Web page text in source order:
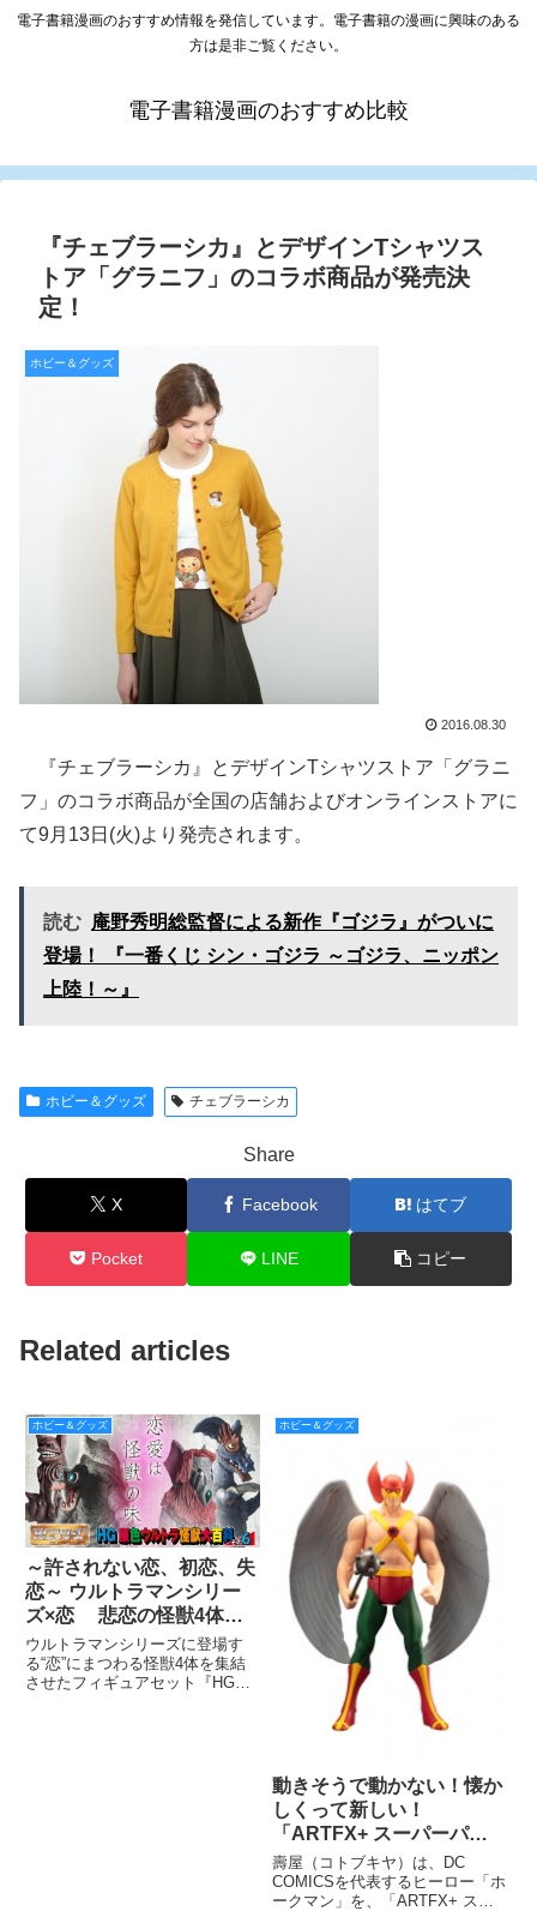
電子書籍漫画のおすすめ情報を発信しています。電子書籍の漫画に興味のある
方は是非ご覧ください。
電子書籍漫画のおすすめ比較
『チェブラーシカ』とデザインTシャツス
トア「グラニフ」のコラボ商品が発売決
定！
ホビー＆グッズ
2016.08.30
『チェブラーシカ』とデザインTシャツストア「グラニ
フ」のコラボ商品が全国の店舗およびオンラインストアに
て9月13日(火)より発売されます。
読む 庵野秀明総監督による新作『ゴジラ』がついに
登場！ 『一番くじ シン・ゴジラ ～ゴジラ、ニッポン
上陸！～』
ホビー＆グッズ チェブラーシカ
Share
X Facebook はてブ
Pocket LINE コピー
Related articles
ホビー＆グッズ
～許されない恋、初恋、失
恋～ ウルトラマンシリー
ズ×恋 悲恋の怪獣4体が
フィギュア化
ウルトラマンシリーズに登場す
る“恋”にまつわる怪獣4体を集結
させたフィギュアセット『HG原
ホビー＆グッズ
動きそうで動かない！懐か
しくって新しい！
「ARTFX+ スーパーパワ
ーズクラシックス」に古代
からの戦士ホークマンが参
戦！
壽屋（コトブキヤ）は、DC
COMICSを代表するヒーロー「ホ
ークマン」を、「ARTFX+ スー